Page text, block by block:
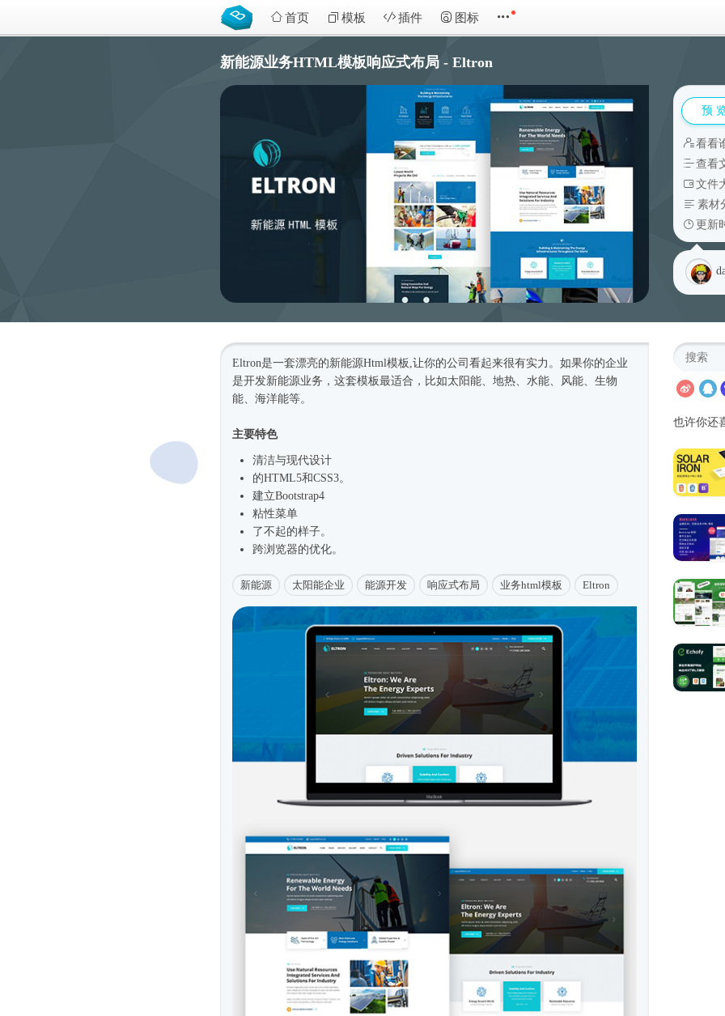
首页 模板 插件 图标
新能源业务HTML模板响应式布局 - Eltron
预
看看
查看
文件
素材
更新
Eltron是一套漂亮的新能源Html模板 ,让你的公司看起来很有实力。如果你的企业
是开发新能源业务，这套模板最适合，比如太阳能、地热、水能、风能、生物
能、海洋能等。
主要特色
清洁与现代设计
的HTML5和CSS3。
建立Bootstrap4
粘性菜单
了不起的样子。
跨浏览器的优化。
新能源 太阳能企业 能源开发 响应式布局 业务html模板 Eltron
也许你还